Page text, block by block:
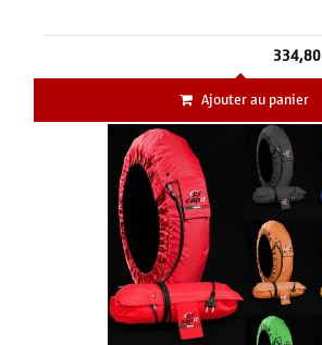
Ajouter au panier